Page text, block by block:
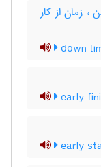
، زمان از کار
down
early
early